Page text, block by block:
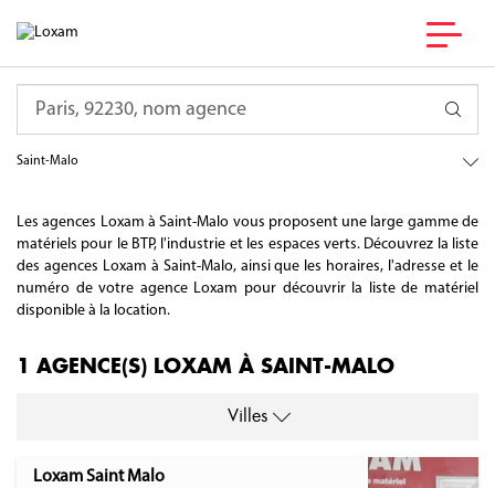
Saint-Malo
Les agences Loxam à Saint-Malo vous proposent une large gamme de
matériels pour le BTP, l'industrie et les espaces verts. Découvrez la liste
des agences Loxam à Saint-Malo, ainsi que les horaires, l'adresse et le
numéro de votre agence Loxam pour découvrir la liste de matériel
disponible à la location.
1 AGENCE(S) LOXAM À SAINT-MALO
Villes
Loxam Saint Malo